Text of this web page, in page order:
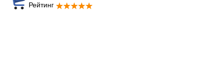
Рейтинг